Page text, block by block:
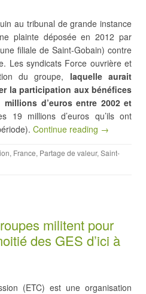
au tribunal de grande instance
plainte déposée en 2012 par
filiale de Saint-Gobain) contre
Les syndicats Force ouvrière et
du groupe, laquelle aurait
la participation aux bénéfices
d’euros entre 2002 et
19 millions d’euros qu’ils ont
Continue reading →
, France, Partage de valeur, Saint-
militent pour
des GES d’ici à
(ETC) est une organisation